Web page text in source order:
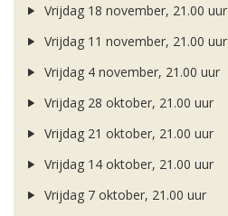
Vrijdag 18 november, 21.00 uur
Vrijdag 11 november, 21.00 uur
Vrijdag 4 november, 21.00 uur
Vrijdag 28 oktober, 21.00 uur
Vrijdag 21 oktober, 21.00 uur
Vrijdag 14 oktober, 21.00 uur
Vrijdag 7 oktober, 21.00 uur